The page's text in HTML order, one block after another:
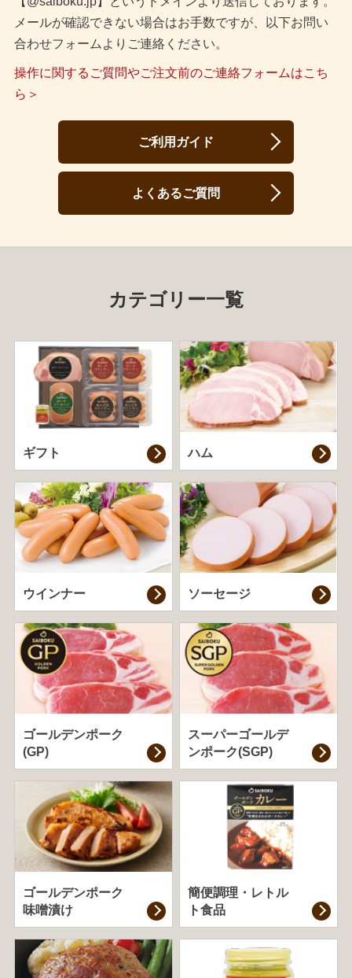
メールが確認できない場合はお手数ですが、以下お問い
合わせフォームよりご連絡ください。
操作に関するご質問やご注文前のご連絡フォームはこち
ら＞
ご利用ガイド
よくあるご質問
カテゴリー一覧
ギフト ハム
ウインナー ソーセージ
ゴールデンポーク
(GP)
スーパーゴールデ
ンポーク(SGP)
ゴールデンポーク
味噌漬け
簡便調理・ レトル
ト食品